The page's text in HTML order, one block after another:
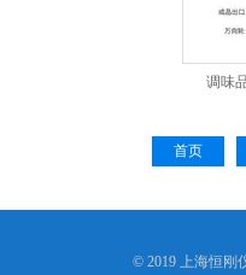
调味
首页
© 2019 上海恒刚